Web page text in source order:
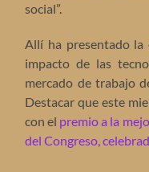
social”.
Allí ha presentado la
impacto de las
mercado de trabajo
Destacar que este
con el premio a la
del Congreso,